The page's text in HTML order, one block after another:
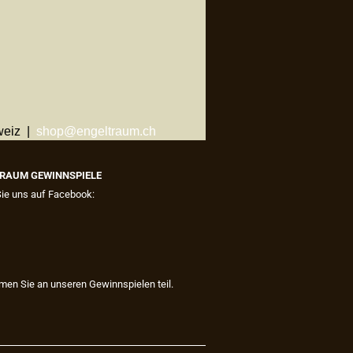
| shop@engeltraum.ch
GEWINNSPIELE
uns auf Facebook:
Sie an unseren Gewinnspielen teil.